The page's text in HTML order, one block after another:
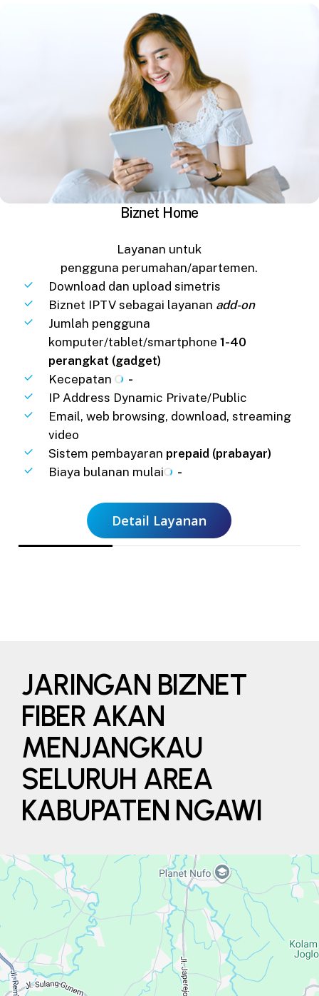
Biznet Home
Layanan untuk
pengguna perumahan/apartemen.
Download dan upload simetris
Biznet IPTV sebagai layanan add-on
Jumlah pengguna
komputer/tablet/smartphone1-40
perangkat (gadget)
Kecepatan
-
IP Address Dynamic Private/Public
Email, web browsing, download, streaming
video
Sistem pembayaran prepaid (prabayar)
Biaya bulanan mulai
-
Detail Layanan
JARINGAN BIZNET
FIBER AKAN
MENJANGKAU
SELURUH AREA
KABUPATEN NGAWI